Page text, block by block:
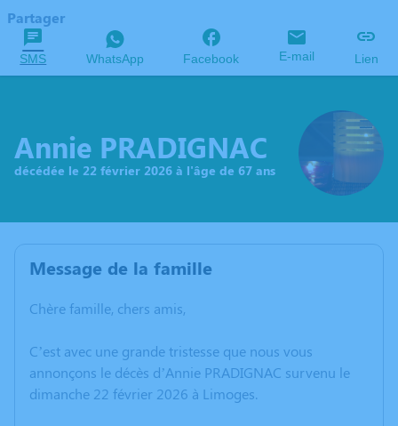
Partager
SMS WhatsApp Facebook E-mail Lien
Annie PRADIGNAC
décédée le 22 février 2026 à l'âge de 67 ans
Message de la famille
Chère famille, chers amis,
C’est avec une grande tristesse que nous vous
annonçons le décès d’Annie PRADIGNAC survenu le
dimanche 22 février 2026 à Limoges.